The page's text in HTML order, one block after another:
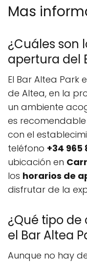
Mas
¿Cuáles son
apertura del
El Bar Altea Park
de Altea, en la
un ambiente
es
con el
teléfono +34 965
ubicación en
los horarios de
disfrutar de la
¿Qué tipo
el Bar Altea
Aunque no hay